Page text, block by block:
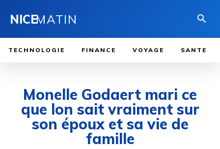
NICEMATIN
TECHNOLOGIE FINANCE VOYAGE SANTE
Monelle Godaert mari ce
que lon sait vraiment sur
son époux et sa vie de
famille